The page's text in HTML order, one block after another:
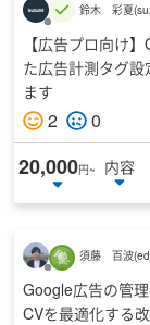
鈴木 彩夏(
【広告プロ向け
た広告計測タグ設
ます
2 0
20,000円~
内容
須藤 百波(
Google広告の管理
CVを最適化する